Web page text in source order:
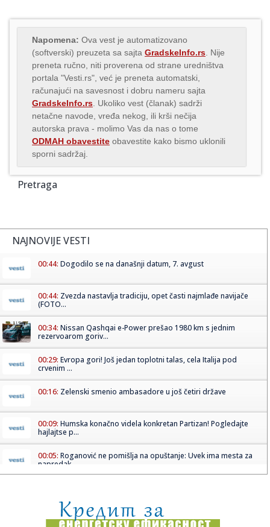
Napomena: Ova vest je automatizovano
(softverski) preuzeta sa sajta GradskeInfo.rs . Nije
preneta ručno, niti proverena od strane uredništva
portala "Vesti.rs", već je preneta automatski,
računajući na savesnost i dobru nameru sajta
GradskeInfo.rs . Ukoliko vest (članak) sadrži
netačne navode, vređa nekog, ili krši nečija
autorska prava - molimo Vas da nas o tome
ODMAH obavestite obavestite kako bismo uklonili
sporni sadržaj.
Pretraga
NAJNOVIJE VESTI
00:44: Dogodilo se na današnji datum, 7. avgust
00:44: Zvezda nastavlja tradiciju, opet časti najmlađe navijače
(FOTO...
00:34: Nissan Qashqai e-Power prešao 1980 km s jednim
rezervoarom goriv...
00:29: Evropa gori! Još jedan toplotni talas, cela Italija pod
crvenim ...
00:16: Zelenski smenio ambasadore u još četiri države
00:09: Humska konačno videla konkretan Partizan! Pogledajte
hajlajtse p...
00:05: Roganović ne pomišlja na opuštanje: Uvek ima mesta za
napredak...
00:01:Na današnji dan, 7. avgust